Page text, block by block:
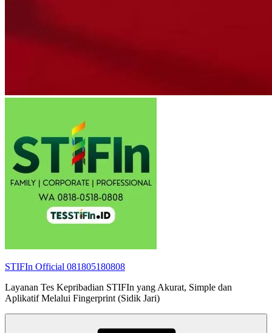
STIFIn Official 081805180808
Layanan Tes Kepribadian STIFIn yang Akurat, Simple dan
Aplikatif Melalui Fingerprint (Sidik Jari)